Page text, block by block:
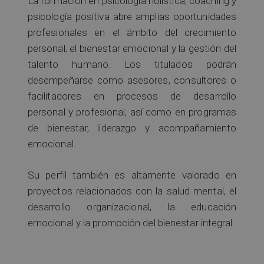
psicología positiva abre amplias oportunidades
profesionales en el ámbito del crecimiento
personal, el bienestar emocional y la gestión del
talento humano. Los titulados podrán
desempeñarse como asesores, consultores o
facilitadores en procesos de desarrollo
personal y profesional, así como en programas
de bienestar, liderazgo y acompañamiento
emocional.
Su perfil también es altamente valorado en
proyectos relacionados con la salud mental, el
desarrollo organizacional, la educación
emocional y la promoción del bienestar integral.